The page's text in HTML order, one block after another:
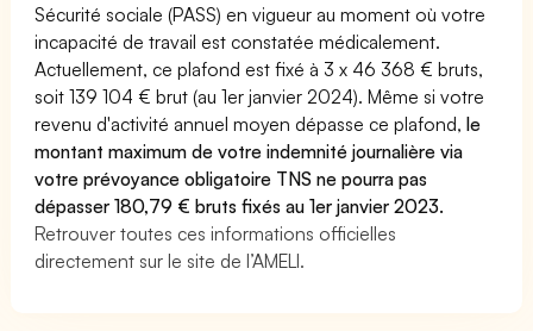
Sécurité sociale (PASS) en vigueur au moment où votre
incapacité de travail est constatée médicalement.
Actuellement, ce plafond est fixé à 3 x 46 368 € bruts,
soit 139 104 € brut (au 1er janvier 2024). Même si votre
revenu d'activité annuel moyen dépasse ce plafond,le
montant maximum de votre indemnité journalière via
votre prévoyance obligatoire TNS ne pourra pas
dépasser 180,79 € bruts fixés au 1er janvier 2023.
Retrouver toutes ces informations officielles
directement sur le site de l’AMELI.